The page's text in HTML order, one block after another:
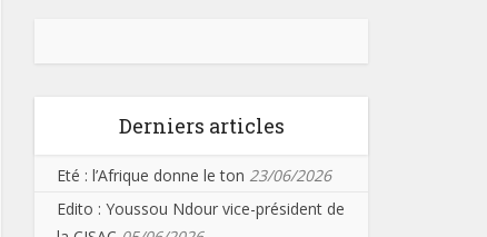
Derniers articles
Eté : l’Afrique donne le ton 23/06/2026
Edito : Youssou Ndour vice-président de